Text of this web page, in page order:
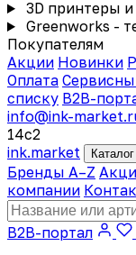
3D принтеры и
Greenworks -
Покупателям
Акции Новинки
Оплата
списку B2B-
info@ink-
14с2
ink.market
Бренды A–Z
компании
B2B-портал